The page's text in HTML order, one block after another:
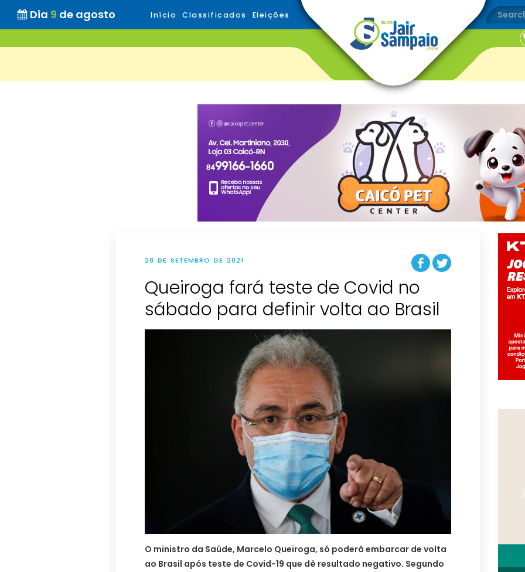
Dia 9 de agosto Início Classificados Eleições
28 DE SETEMBRO DE 2021
Queiroga fará teste de Covid no
sábado para definir volta ao Brasil
O ministro da Saúde, Marcelo Queiroga, só poderá embarcar de volta
ao Brasil após teste de Covid-19 que dê resultado negativo. Segundo